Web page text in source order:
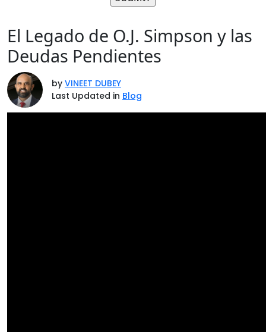
El Legado de O.J. Simpson y las
Deudas Pendientes
by VINEET DUBEY
Last Updated in Blog